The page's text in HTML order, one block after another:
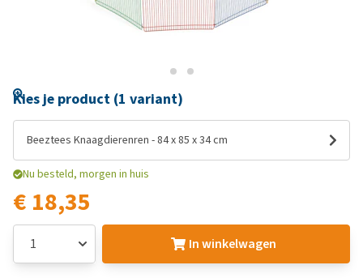
Kies je product (1 variant)
Beeztees Knaagdierenren - 84 x 85 x 34 cm
Nu besteld, morgen in huis
€ 18,35
In winkelwagen